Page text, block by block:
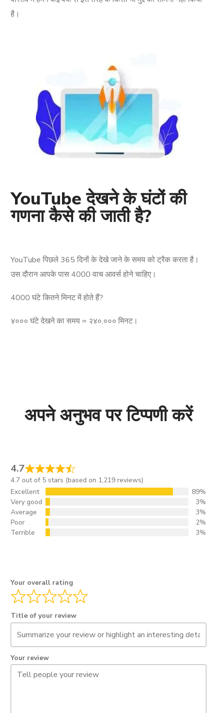
है।
YouTube देखने के घंटों की
गणना कैसे की जाती है?
YouTube पिछले 365 दिनों के देखे जाने के समय को ट्रैक करता है।
उस दौरान आपके पास 4000 वाच आवर्स होने चाहिए।
4000 घंटे कितने मिनट में होते हैं?
४००० घंटे देखने का समय = २४०,००० मिनट।
अपने अनुभव पर टिप्पणी करें
4.7
4.7 out of 5 stars (based on 1,219 reviews)
Excellent
89%
Very good
3%
Average
3%
Poor
2%
Terrible
3%
Your overall rating
Title of your review
Your review